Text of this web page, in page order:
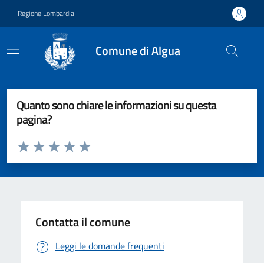
Regione Lombardia
Comune di Algua
Quanto sono chiare le informazioni su questa
pagina?
Valuta da 1 a 5 stelle la pagina
Valuta 5 stelle su 5
Valuta 4 stelle su 5
Valuta 3 stelle su 5
Valuta 2 stelle su 5
Valuta 1 stelle su 5
Contatta il comune
Leggi le domande frequenti